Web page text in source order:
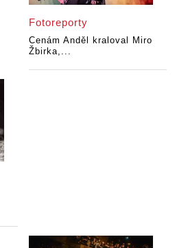
Fotoreporty
Cenám Anděl kraloval Miro
Žbirka,...